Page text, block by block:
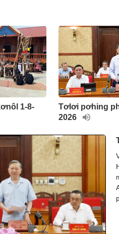
1-8-
Tơlơi pơhing
2026